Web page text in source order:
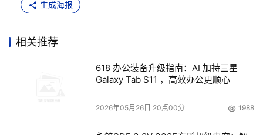
生成海报
相关推荐
618 办公装备升级指南：AI 加持三星
Galaxy Tab S11 ，高效办公更顺心
2026年05月26日 20点00分 1988